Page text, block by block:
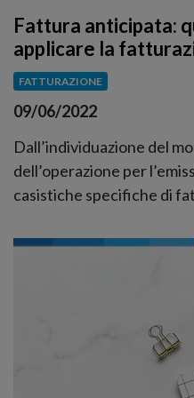
Fattura anticipata:
applicare la
FATTURAZIONE
09/06/2022
Dall’individuazione del
dell’operazione per
casistiche specifiche di